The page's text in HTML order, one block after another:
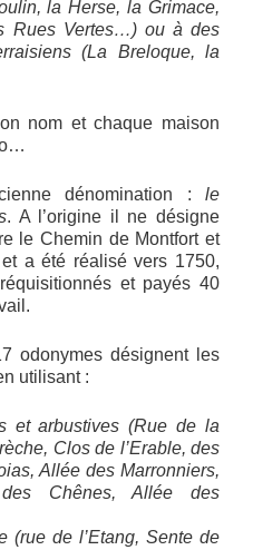
la Herse, la Grimace,
Rues Vertes…) ou à des
(La Breloque, la
nom et chaque maison
dénomination : le
. A l’origine il ne désigne
le Chemin de Montfort et
a été réalisé vers 1750,
et payés 40
odonymes désignent les
utilisant :
et arbustives (Rue de la
Clos de l’Erable, des
Allée des Marronniers,
Chênes, Allée des
(rue de l’Etang, Sente de